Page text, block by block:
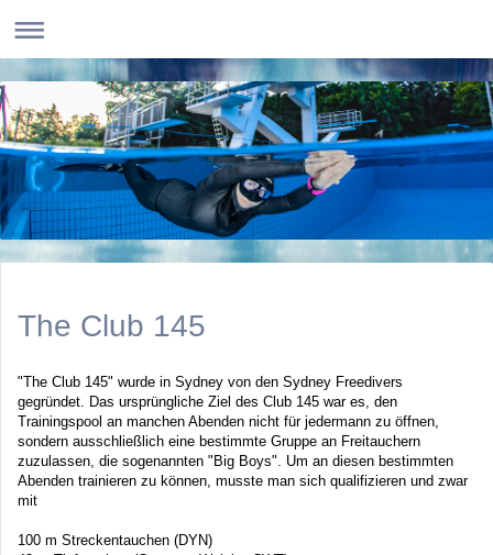
The Club 145
"The Club 145" wurde in Sydney von den Sydney Freedivers
gegründet. Das ursprüngliche Ziel des Club 145 war es, den
Trainingspool an manchen Abenden nicht für jedermann zu öffnen,
sondern ausschließlich eine bestimmte Gruppe an Freitauchern
zuzulassen, die sogenannten "Big Boys". Um an diesen bestimmten
Abenden trainieren zu können, musste man sich qualifizieren und zwar
mit
100 m Streckentauchen (DYN)